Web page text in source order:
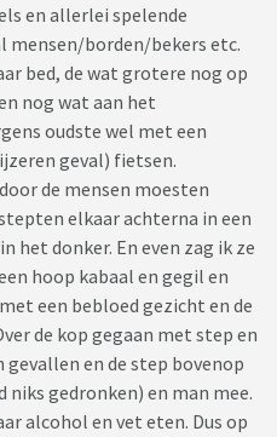
en allerlei spelende
mensen/borden/bekers etc.
bed, de wat grotere nog op
nog wat aan het
oudste wel met een
geval) fietsen.
de mensen moesten
elkaar achterna in een
het donker. En even zag ik ze
hoop kabaal en gegil en
een bebloed gezicht en de
de kop gegaan met step en
en de step bovenop
niks gedronken) en man mee.
alcohol en vet eten. Dus op